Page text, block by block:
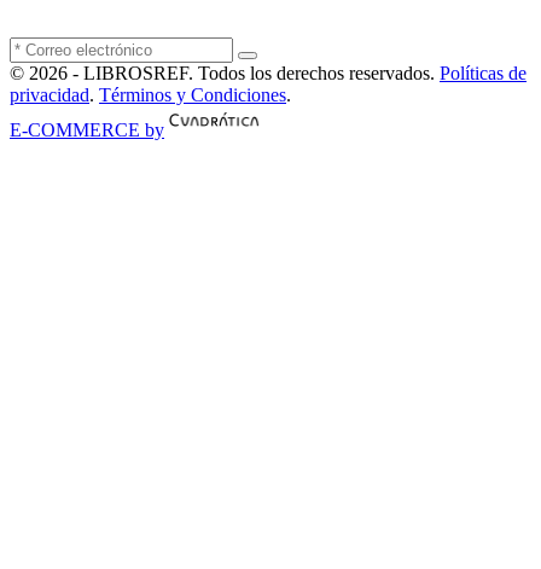
© 2026 - LIBROSREF. Todos los derechos reservados. Políticas de
privacidad. Términos y Condiciones.
E-COMMERCE by